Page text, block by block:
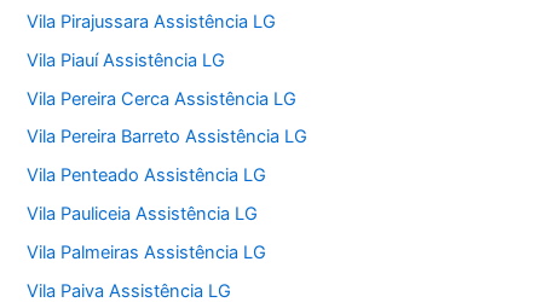
Vila Pirajussara Assistência LG
Vila Piauí Assistência LG
Vila Pereira Cerca Assistência LG
Vila Pereira Barreto Assistência LG
Vila Penteado Assistência LG
Vila Pauliceia Assistência LG
Vila Palmeiras Assistência LG
Vila Paiva Assistência LG